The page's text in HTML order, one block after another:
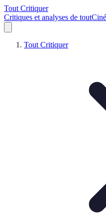
Tout Critiquer
Critiques et analyses de tout
Tout Critiquer